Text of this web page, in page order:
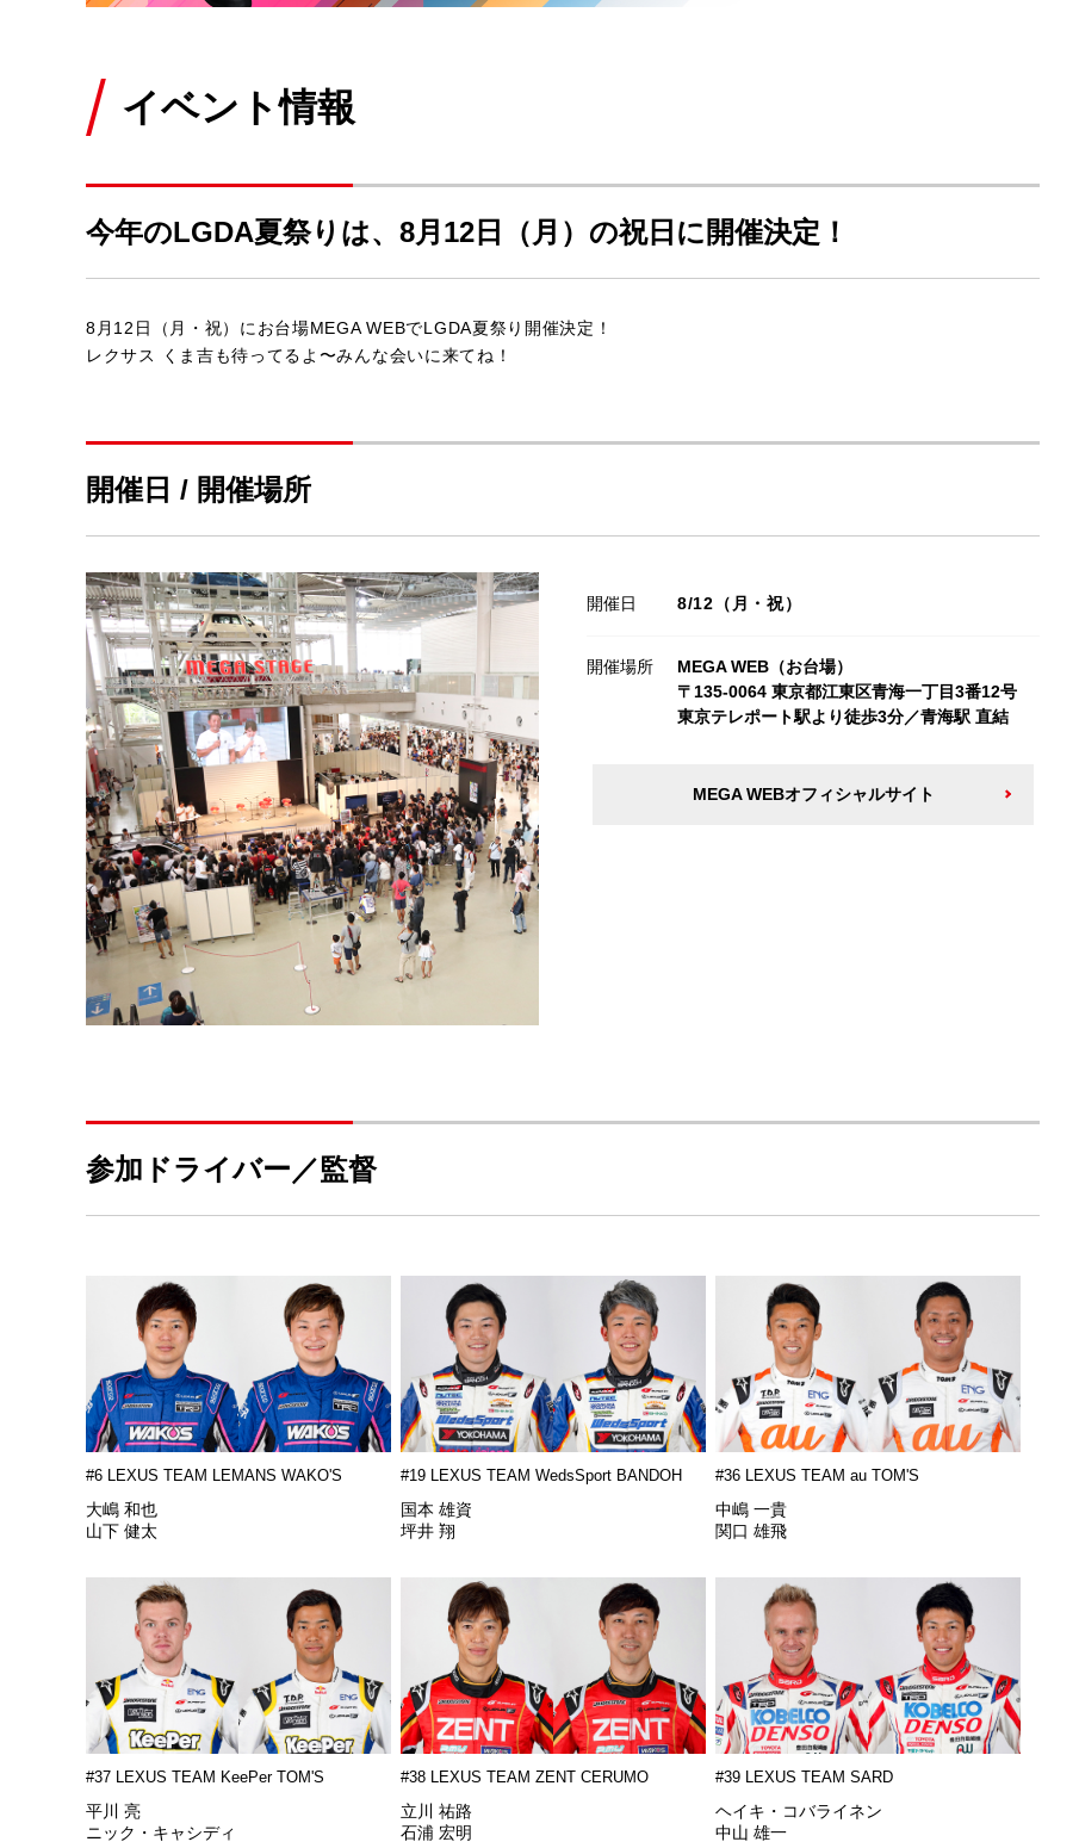
イベント情報
今年のLGDA夏祭りは、 8月12日（月）の祝日に開催決定！
8月12日（月・祝）にお台場MEGA WEBでLGDA夏祭り開催決定！
レクサス くま吉も待ってるよ〜みんな会いに来てね！
開催日 / 開催場所
開催日 8/12（月・祝）
開催場所
MEGA WEB（お台場）
〒135-0064 東京都江東区青海一丁目3番12号
東京テレポート駅より徒歩3分／青海駅 直結
MEGA WEBオフィシャルサイト
参加ドライバー／監督
#6 LEXUS TEAM LEMANS WAKO'S
大嶋 和也
山下 健太
#19 LEXUS TEAM WedsSport BANDOH
国本 雄資
坪井 翔
#36 LEXUS TEAM au TOM'S
中嶋 一貴
関口 雄飛
#37 LEXUS TEAM KeePer TOM'S
平川 亮
ニック・キャシディ
#38 LEXUS TEAM ZENT CERUMO
立川 祐路
石浦 宏明
#39 LEXUS TEAM SARD
ヘイキ・コバライネン
中山 雄一